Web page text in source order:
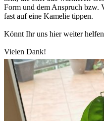
Form und dem Anspruch bzw.
fast auf eine Kamelie tippen.
Könnt Ihr uns hier weiter
Vielen Dank!